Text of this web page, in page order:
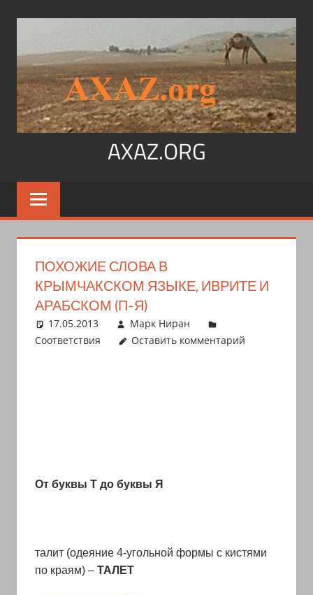
содержимому
AXAZ.ORG
Арабский
язык,
арамейский.
читать
арабском,
иврите
арабском,
Кулинарные
рецепты
ПОХОЖИЕ СЛОВА В
КРЫМЧАКСКОМ ЯЗЫКЕ, ИВРИТЕ И
АРАБСКОМ (П-Я)
17.05.2013
Марк Ниран
Соответствия
Оставить комментарий
От буквы Т до буквы Я
талит (одеяние 4-угольной формы с кистями
по краям) – ТАЛЕТ